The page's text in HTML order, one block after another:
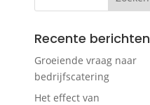
Recente berichten
Groeiende vraag naar
bedrijfscatering
Het effect van